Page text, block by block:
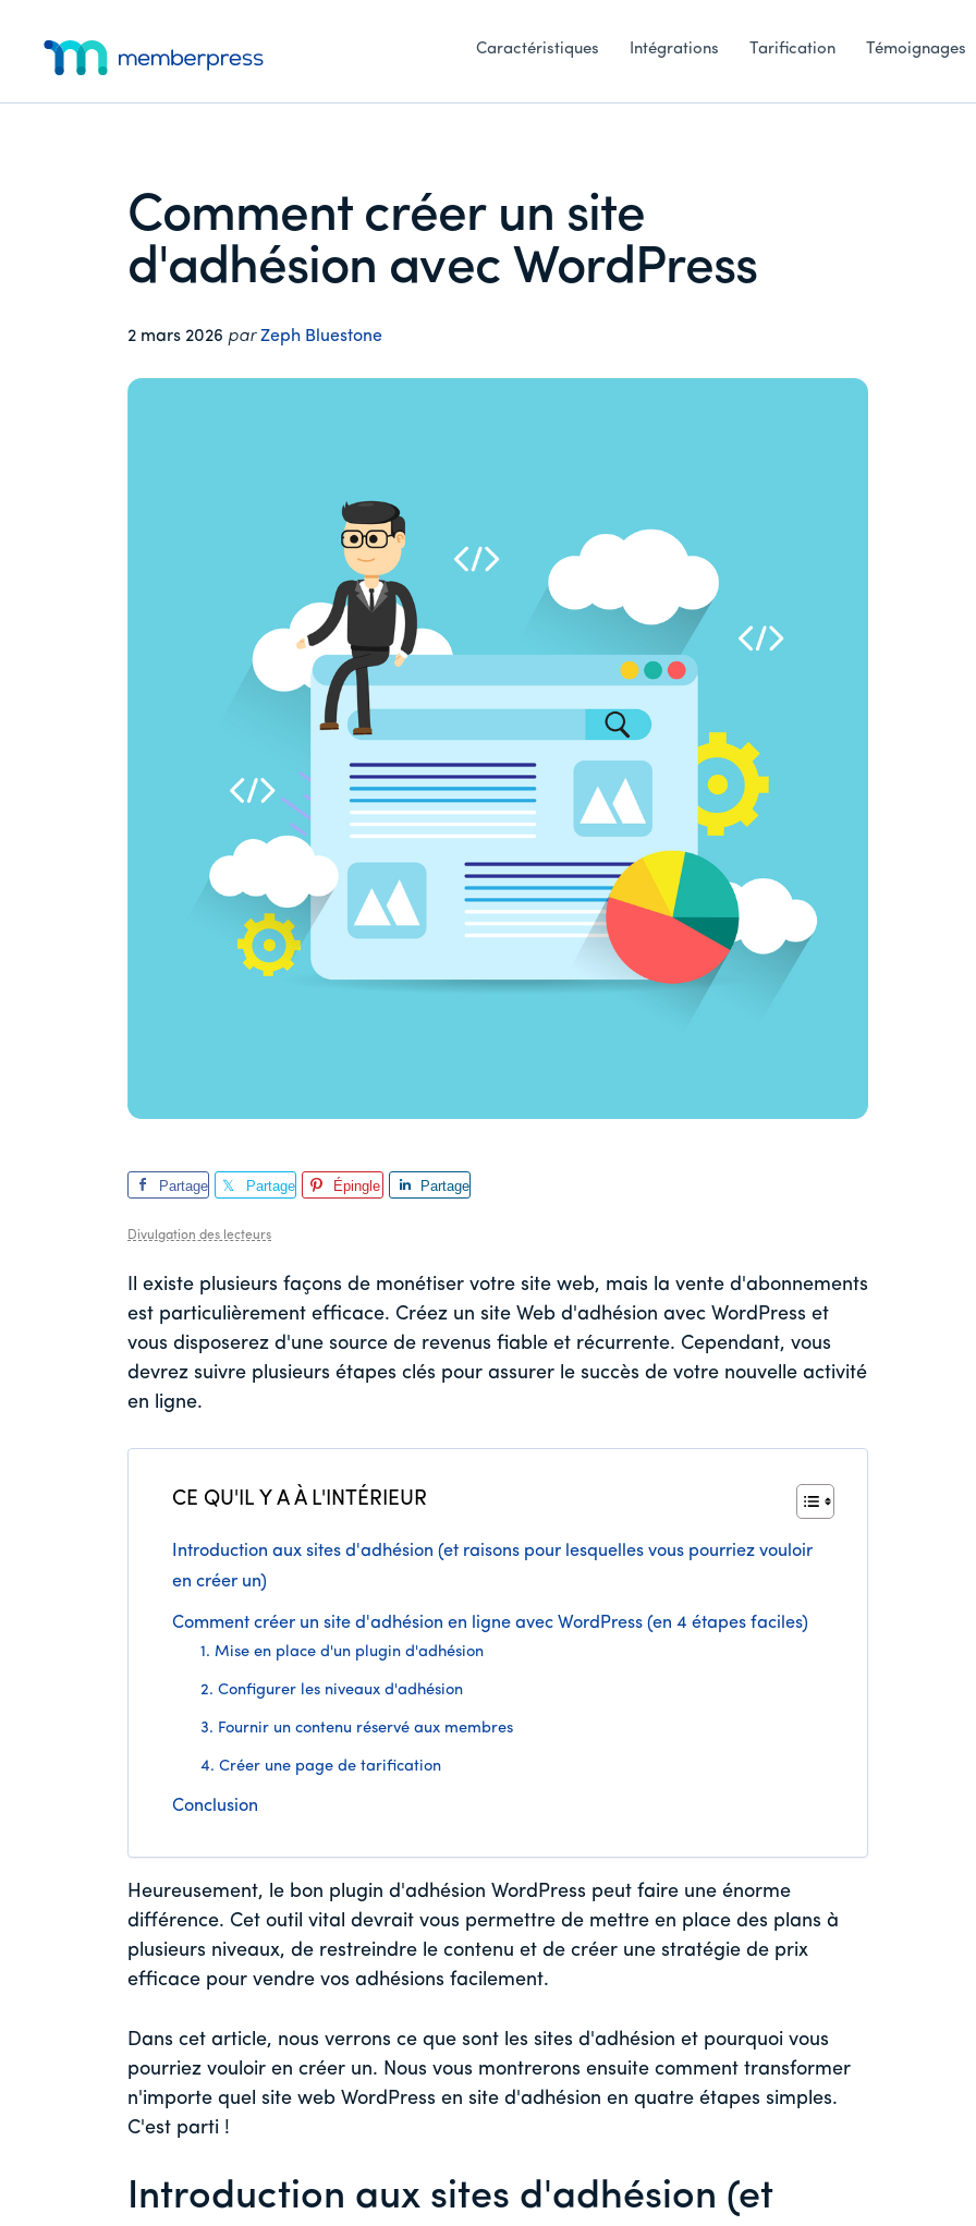
supplémentaire
Caractéristiques Intégrations Tarification Témoignages
Comment créer un site
d'adhésion avec WordPress
2 mars 2026 parZeph Bluestone
Partage
Partage
Épingle
Partage
Divulgation des lecteurs
Il existe plusieurs façons de monétiser votre site web, mais la vente d'abonnements
est particulièrement efficace. Créez un site Web d'adhésion avec WordPress et
vous disposerez d'une source de revenus fiable et récurrente. Cependant, vous
devrez suivre plusieurs étapes clés pour assurer le succès de votre nouvelle activité
en ligne.
CE QU'IL Y A À L'INTÉRIEUR
Introduction aux sites d'adhésion (et raisons pour lesquelles vous pourriez vouloir
en créer un)
Comment créer un site d'adhésion en ligne avec WordPress (en 4 étapes faciles)
1. Mise en place d'un plugin d'adhésion
2. Configurer les niveaux d'adhésion
3. Fournir un contenu réservé aux membres
4. Créer une page de tarification
Conclusion
Heureusement, le bon plugin d'adhésion WordPress peut faire une énorme
différence. Cet outil vital devrait vous permettre de mettre en place des plans à
plusieurs niveaux, de restreindre le contenu et de créer une stratégie de prix
efficace pour vendre vos adhésions facilement.
Dans cet article, nous verrons ce que sont les sites d'adhésion et pourquoi vous
pourriez vouloir en créer un. Nous vous montrerons ensuite comment transformer
n'importe quel site web WordPress en site d'adhésion en quatre étapes simples.
C'est parti !
Introduction aux sites d'adhésion (et